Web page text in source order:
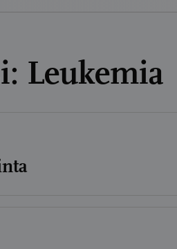
Leukemia